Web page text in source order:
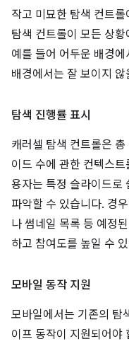
작고 미묘한 탐색 컨트
탐색 컨트롤이 모든 상
예를 들어 어두운 배경
배경에서는 잘 보이지
탐색 진행률 표시
캐러셀 탐색 컨트롤은
이드 수에 관한 컨텍스
용자는 특정 슬라이드로
파악할 수 있습니다. 경
나 썸네일 목록 등 예정
하고 참여도를 높일 수
모바일 동작 지원
모바일에서는 기존의 탐
이프 동작이 지원되어야